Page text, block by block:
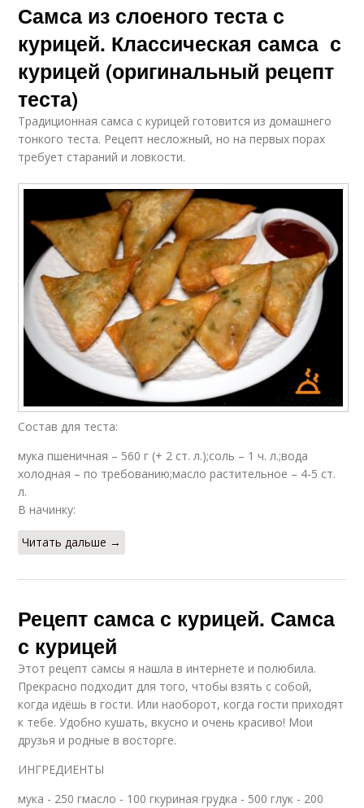
Самса из слоеного теста с
курицей. Классическая самса с
курицей (оригинальный рецепт
теста)
Традиционная самса с курицей готовится из домашнего
тонкого теста. Рецепт несложный, но на первых порах
требует стараний и ловкости.
Состав для теста:
мука пшеничная – 560 г (+ 2 ст. л.);соль – 1 ч. л.;вода
холодная – по требованию;масло растительное – 4-5 ст.
л.
В начинку:
Читать дальше →
Рецепт самса с курицей. Самса
с курицей
Этот рецепт самсы я нашла в интернете и полюбила.
Прекрасно подходит для того, чтобы взять с собой,
когда идёшь в гости. Или наоборот, когда гости приходят
к тебе. Удобно кушать, вкусно и очень красиво! Мои
друзья и родные в восторге.
ИНГРЕДИЕНТЫ
мука - 250 гмасло - 100 гкуриная грудка - 500 глук - 200